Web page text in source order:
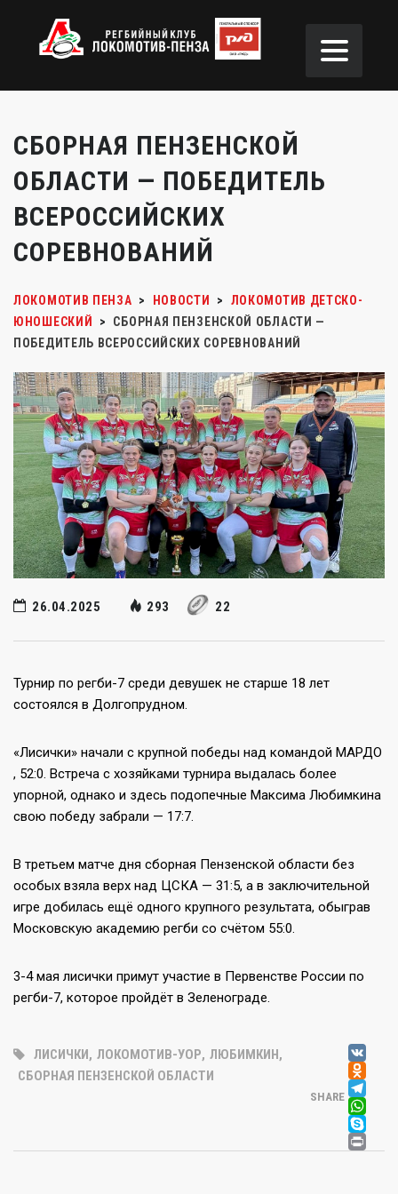
СБОРНАЯ ПЕНЗЕНСКОЙ
ОБЛАСТИ — ПОБЕДИТЕЛЬ
ВСЕРОССИЙСКИХ
СОРЕВНОВАНИЙ
ЛОКОМОТИВ ПЕНЗА > НОВОСТИ >
ЛОКОМОТИВ ДЕТСКО-
ЮНОШЕСКИЙ
>
СБОРНАЯ ПЕНЗЕНСКОЙ ОБЛАСТИ —
ПОБЕДИТЕЛЬ ВСЕРОССИЙСКИХ СОРЕВНОВАНИЙ
26.04.2025 293 22
Турнир по регби-7 среди девушек не старше 18 лет
состоялся в Долгопрудном.
«Лисички» начали с крупной победы над командой МАРДО
, 52:0. Встреча с хозяйками турнира выдалась более
упорной, однако и здесь подопечные Максима Любимкина
свою победу забрали — 17:7.
В третьем матче дня сборная Пензенской области без
особых взяла верх над ЦСКА — 31:5, а в заключительной
игре добилась ещё одного крупного результата, обыграв
Московскую академию регби со счётом 55:0.
3-4 мая лисички примут участие в Первенстве России по
регби-7, которое пройдёт в Зеленограде.
ЛИСИЧКИ, ЛОКОМОТИВ-УОР, ЛЮБИМКИН,
СБОРНАЯ ПЕНЗЕНСКОЙ ОБЛАСТИ
SHARE